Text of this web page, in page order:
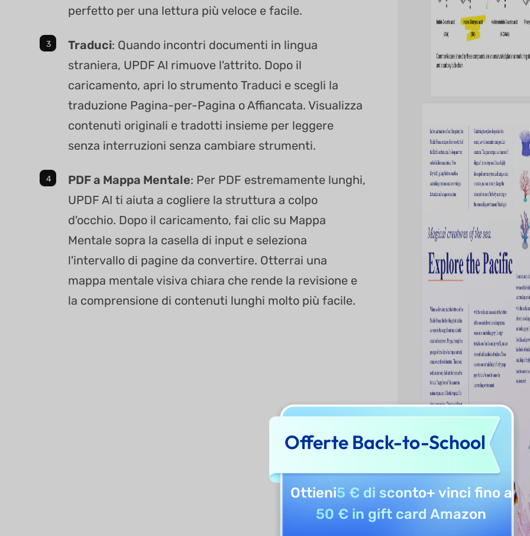
perfetto per una lettura più veloce e facile.
Traduci: Quando incontri documenti in lingua
straniera, UPDF AI rimuove l'attrito. Dopo il
caricamento, apri lo strumento Traduci e scegli la
traduzione Pagina-per-Pagina o Affiancata. Visualizza
contenuti originali e tradotti insieme per leggere
senza interruzioni senza cambiare strumenti.
PDF a Mappa Mentale: Per PDF estremamente lunghi,
UPDF AI ti aiuta a cogliere la struttura a colpo
d'occhio. Dopo il caricamento, fai clic su Mappa
Mentale sopra la casella di input e seleziona
l'intervallo di pagine da convertire. Otterrai una
mappa mentale visiva chiara che rende la revisione e
la comprensione di contenuti lunghi molto più facile.
Offerte Back-to-School
Ottieni5 € di sconto+ vinci fino a
50 € in gift card Amazon